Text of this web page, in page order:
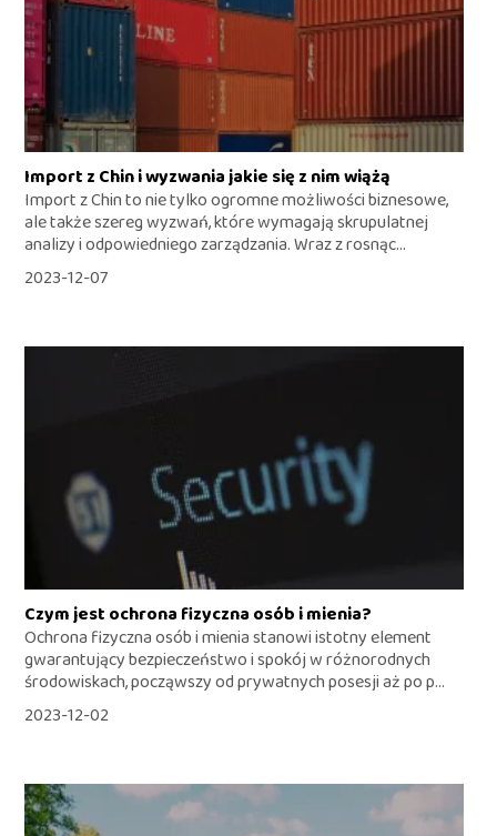
Import z Chin i wyzwania jakie się z nim wiążą
Import z Chin to nie tylko ogromne możliwości biznesowe,
ale także szereg wyzwań, które wymagają skrupulatnej
analizy i odpowiedniego zarządzania. Wraz z rosnąc...
2023-12-07
Czym jest ochrona fizyczna osób i mienia?
Ochrona fizyczna osób i mienia stanowi istotny element
gwarantujący bezpieczeństwo i spokój w różnorodnych
środowiskach, począwszy od prywatnych posesji aż po p...
2023-12-02